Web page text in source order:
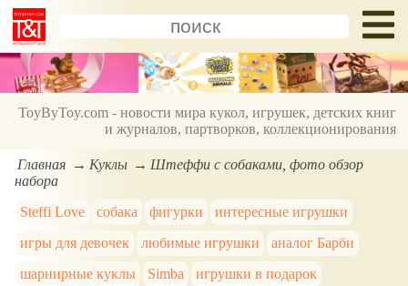
ToyByToy.com - новости мира кукол, игрушек, детских книг
и журналов, партворков, коллекционирования
Главная Куклы
Штеффи с собаками, фото обзор
набора
Steffi Love
собака фигурки
интересные игрушки
игры для девочек
любимые игрушки
аналог Барби
шарнирные куклы
Simba игрушки в подарок